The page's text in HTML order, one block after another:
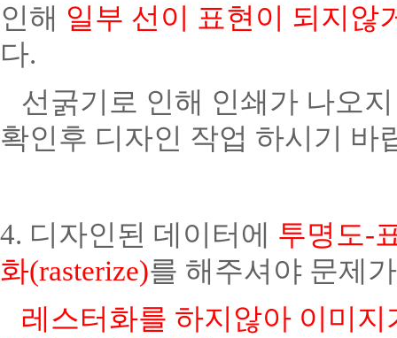
인해 일부 선이 표현이 되지않
다.
선굵기로 인해 인쇄가 나오
확인후 디자인 작업 하시기 바
4. 디자인된 데이터에 투명도-
화(rasterize)를 해주셔야 문제
레스터화를 하지않아 이미